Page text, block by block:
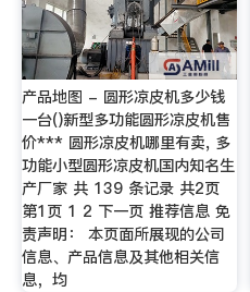
产品地图 - 圆形凉皮机多少钱
一台()新型多功能圆形凉皮机售
价*** 圆形凉皮机哪里有卖, 多
功能小型圆形凉皮机国内知名生
产厂家 共 139 条记录 共2页
第1页 1 2 下一页 推荐信息 免
责声明： 本页面所展现的公司
信息、产品信息及其他相关信
息，均